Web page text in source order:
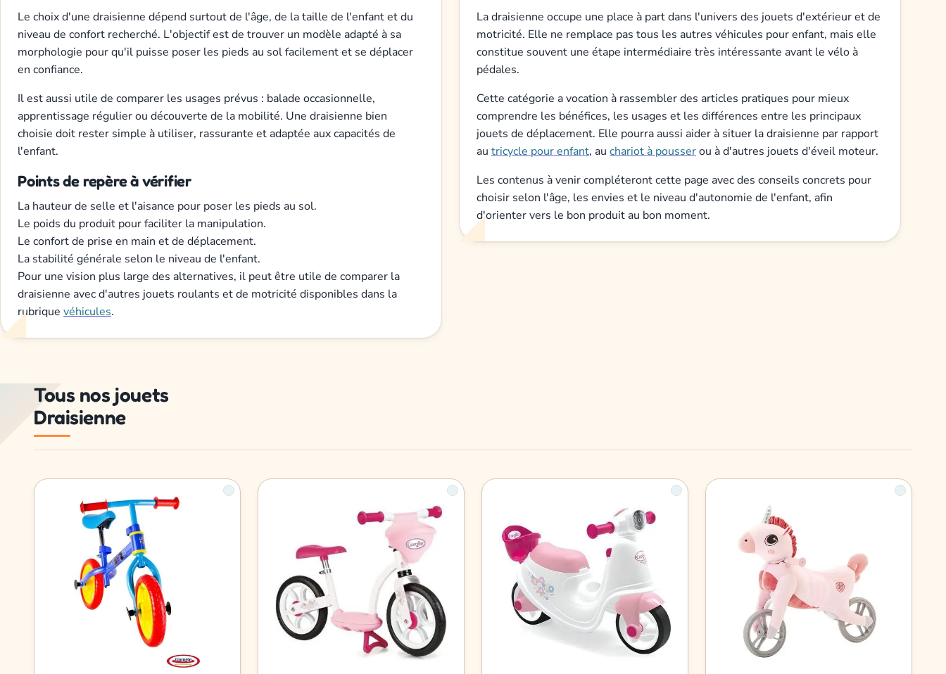
Le choix d'une draisienne dépend surtout de l'âge, de la taille de l'enfant et du
niveau de confort recherché. L'objectif est de trouver un modèle adapté à sa
morphologie pour qu'il puisse poser les pieds au sol facilement et se déplacer
en confiance.
Il est aussi utile de comparer les usages prévus : balade occasionnelle,
apprentissage régulier ou découverte de la mobilité. Une draisienne bien
choisie doit rester simple à utiliser, rassurante et adaptée aux capacités de
l'enfant.
Points de repère à vérifier
La hauteur de selle et l'aisance pour poser les pieds au sol.
Le poids du produit pour faciliter la manipulation.
Le confort de prise en main et de déplacement.
La stabilité générale selon le niveau de l'enfant.
Pour une vision plus large des alternatives, il peut être utile de comparer la
draisienne avec d'autres jouets roulants et de motricité disponibles dans la
rubrique véhicules.
La draisienne occupe une place à part dans l'univers des jouets d'extérieur et de
motricité. Elle ne remplace pas tous les autres véhicules pour enfant, mais elle
constitue souvent une étape intermédiaire très intéressante avant le vélo à
pédales.
Cette catégorie a vocation à rassembler des articles pratiques pour mieux
comprendre les bénéfices, les usages et les différences entre les principaux
jouets de déplacement. Elle pourra aussi aider à situer la draisienne par rapport
au tricycle pour enfant, au chariot à pousserou à d'autres jouets d'éveil moteur.
Les contenus à venir compléteront cette page avec des conseils concrets pour
choisir selon l'âge, les envies et le niveau d'autonomie de l'enfant, afin
d'orienter vers le bon produit au bon moment.
Tous nos jouets
Draisienne